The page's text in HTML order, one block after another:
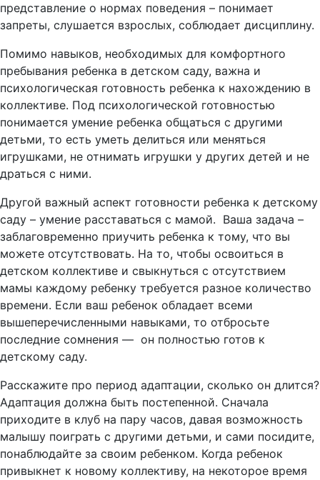
представление о нормах поведения – понимает
запреты, слушается взрослых, соблюдает дисциплину.
Помимо навыков, необходимых для комфортного
пребывания ребенка в детском саду, важна и
психологическая готовность ребенка к нахождению в
коллективе. Под психологической готовностью
понимается умение ребенка общаться с другими
детьми, то есть уметь делиться или меняться
игрушками, не отнимать игрушки у других детей и не
драться с ними.
Другой важный аспект готовности ребенка к детскому
саду – умение расставаться с мамой. Ваша задача –
заблаговременно приучить ребенка к тому, что вы
можете отсутствовать. На то, чтобы освоиться в
детском коллективе и свыкнуться с отсутствием
мамы каждому ребенку требуется разное количество
времени. Если ваш ребенок обладает всеми
вышеперечисленными навыками, то отбросьте
последние сомнения — он полностью готов к
детскому саду.
Расскажите про период адаптации, сколько он длится?
Адаптация должна быть постепенной. Сначала
приходите в клуб на пару часов, давая возможность
малышу поиграть с другими детьми, и сами посидите,
понаблюдайте за своим ребенком. Когда ребенок
привыкнет к новому коллективу, на некоторое время